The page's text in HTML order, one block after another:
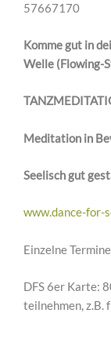
57667170
Komme gut in
Welle (Flowing-
Meditation in
Seelisch gut
www.dance-for-
Einzelne
DFS 6er Karte:
teilnehmen, z.B.